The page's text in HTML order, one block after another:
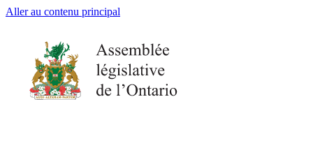
Aller au contenu principal